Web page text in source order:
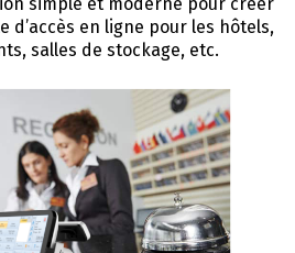
d’accès en ligne pour les hôtels,
salles de stockage, etc.